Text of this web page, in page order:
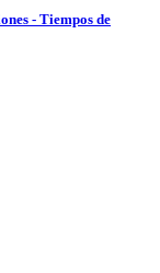
- Tiempos de